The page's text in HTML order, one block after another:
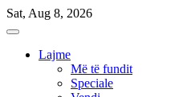
Skip
to
Sat, Aug 8, 2026
Lajme
Më të fundit
Speciale